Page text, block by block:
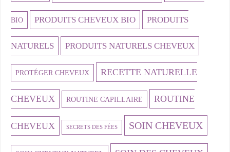
BIO PRODUITS CHEVEUX BIO PRODUITS
NATURELS PRODUITS NATURELS CHEVEUX
PROTÉGER CHEVEUX RECETTE NATURELLE
CHEVEUX ROUTINE CAPILLAIRE ROUTINE
CHEVEUX SECRETS DES FÉES SOIN CHEVEUX